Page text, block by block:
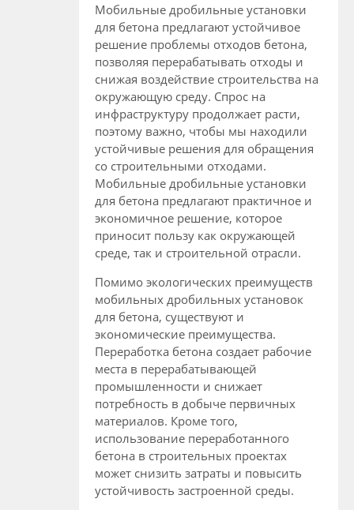
Мобильные дробильные установки
для бетона предлагают устойчивое
решение проблемы отходов бетона,
позволяя перерабатывать отходы и
снижая воздействие строительства на
окружающую среду. Спрос на
инфраструктуру продолжает расти,
поэтому важно, чтобы мы находили
устойчивые решения для обращения
со строительными отходами.
Мобильные дробильные установки
для бетона предлагают практичное и
экономичное решение, которое
приносит пользу как окружающей
среде, так и строительной отрасли.
Помимо экологических преимуществ
мобильных дробильных установок
для бетона, существуют и
экономические преимущества.
Переработка бетона создает рабочие
места в перерабатывающей
промышленности и снижает
потребность в добыче первичных
материалов. Кроме того,
использование переработанного
бетона в строительных проектах
может снизить затраты и повысить
устойчивость застроенной среды.